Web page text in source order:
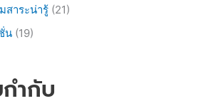
สาระน่ารู้(21)
น(19)
ำกับ